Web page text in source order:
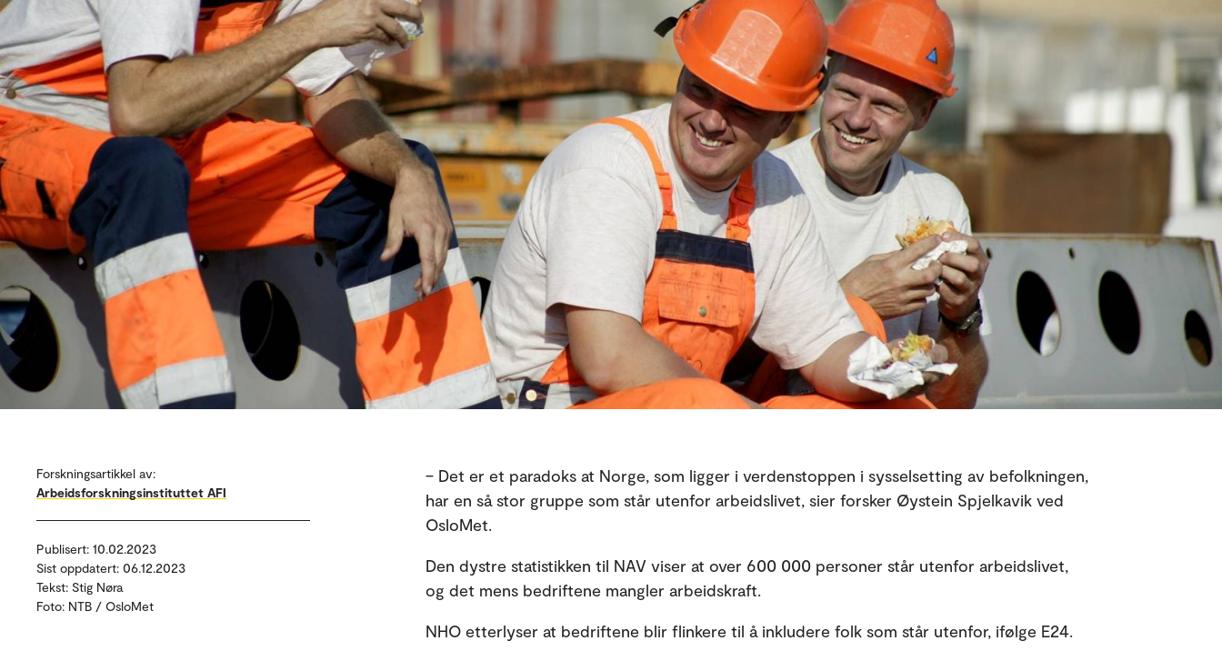
Forskningsartikkel av:
Arbeidsforskningsinstituttet AFI
Publisert: 10.02.2023
Sist oppdatert: 06.12.2023
Tekst: Stig Nøra
Foto: NTB / OsloMet
– Det er et paradoks at Norge, som ligger i verdenstoppen i sysselsetting av befolkningen,
har en så stor gruppe som står utenfor arbeidslivet, sier forsker Øystein Spjelkavik ved
OsloMet.
Den dystre statistikken til NAV viser at over 600 000 personer står utenfor arbeidslivet,
og det mens bedriftene mangler arbeidskraft.
NHO etterlyser at bedriftene blir flinkere til å inkludere folk som står utenfor, ifølge E24.